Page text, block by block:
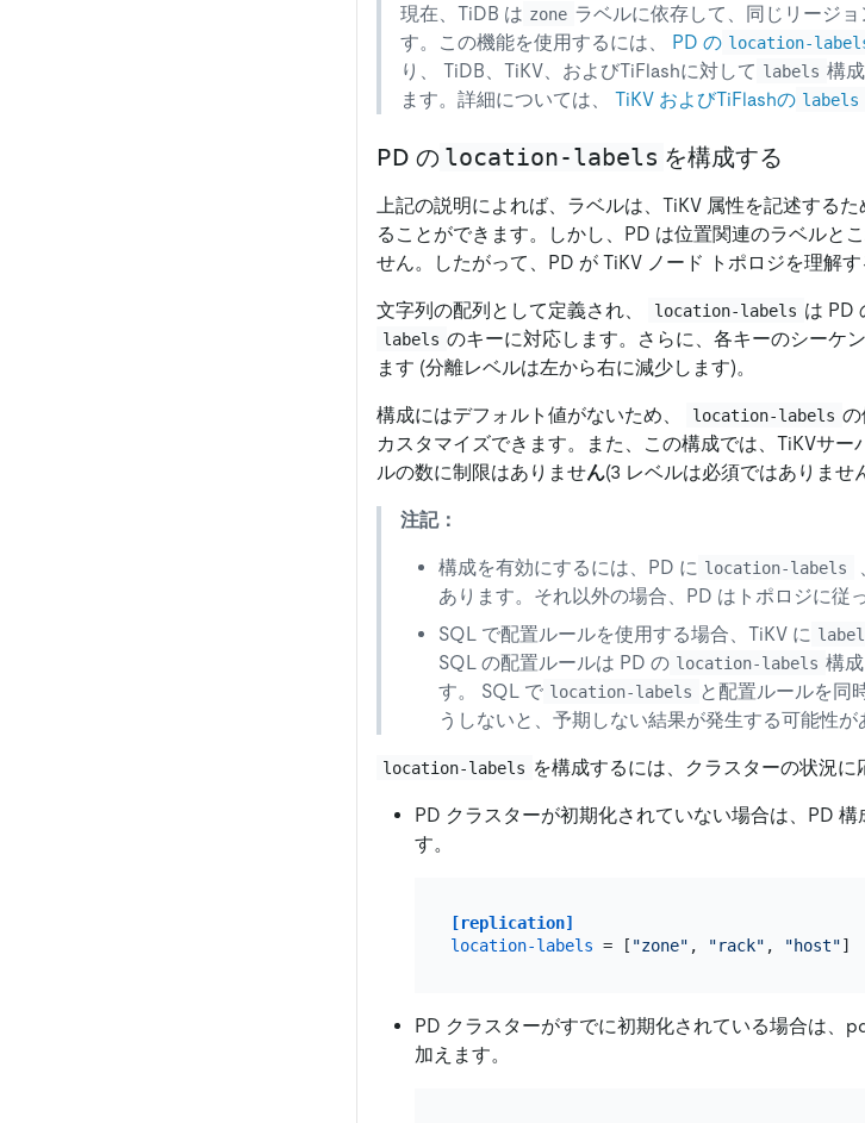
現在、TiDB は zone ラベルに依存して、同じリージ
す。この機能を使用するには、 PD の location-
り、 TiDB、TiKV、およびTiFlashに対して labels 構
ます。詳細については、 TiKV およびTiFlashの labels
PD の location-labels を構成する
上記の説明によれば、ラベルは、TiKV 属性を記述する
ることができます。しかし、PD は位置関連のラベルと
せん。したがって、PD が TiKV ノード トポロジを理解
文字列の配列として定義され、 location-labels は PD
labels のキーに対応します。さらに、各キーのシーケ
ます (分離レベルは左から右に減少します)。
構成にはデフォルト値がないため、 location-labels の
カスタマイズできます。また、この構成では、TiKVサ
ルの数に制限はありません(3 レベルは必須ではありませ
注記：
構成を有効にするには、PD に location-labels
あります。それ以外の場合、PD はトポロジに従
SQL で配置ルールを使用する場合、TiKV に
SQL の配置ルールは PD の location-labels 構
す。 SQL で location-labels と配置ルールを同
うしないと、予期しない結果が発生する可能性が
location-labels を構成するには、クラスターの状況に
PD クラスターが初期化されていない場合は、PD 構
す。
[replication]
location-labels = [ "zone" , "rack" , "host"
PD クラスターがすでに初期化されている場合は、
加えます。